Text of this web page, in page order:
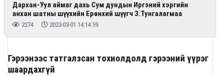
Дархан-Уул аймаг дахь Сум дундын Иргэний хэргийн
анхан шатны шүүхийн Ерөнхий шүүгч З.Тунгалагмаа
2274 2023-03-01 14:14:59
Гэрээнээс татгалзсан тохиолдолд гэрээний үүрэг
шаардахгүй